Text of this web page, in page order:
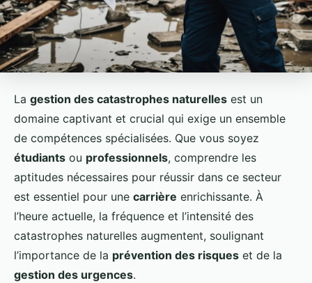
La gestion des catastrophes naturelles est un
domaine captivant et crucial qui exige un ensemble
de compétences spécialisées. Que vous soyez
étudiants ou professionnels, comprendre les
aptitudes nécessaires pour réussir dans ce secteur
est essentiel pour une carrière enrichissante. À
l’heure actuelle, la fréquence et l’intensité des
catastrophes naturelles augmentent, soulignant
l’importance de la prévention des risques et de la
gestion des urgences.